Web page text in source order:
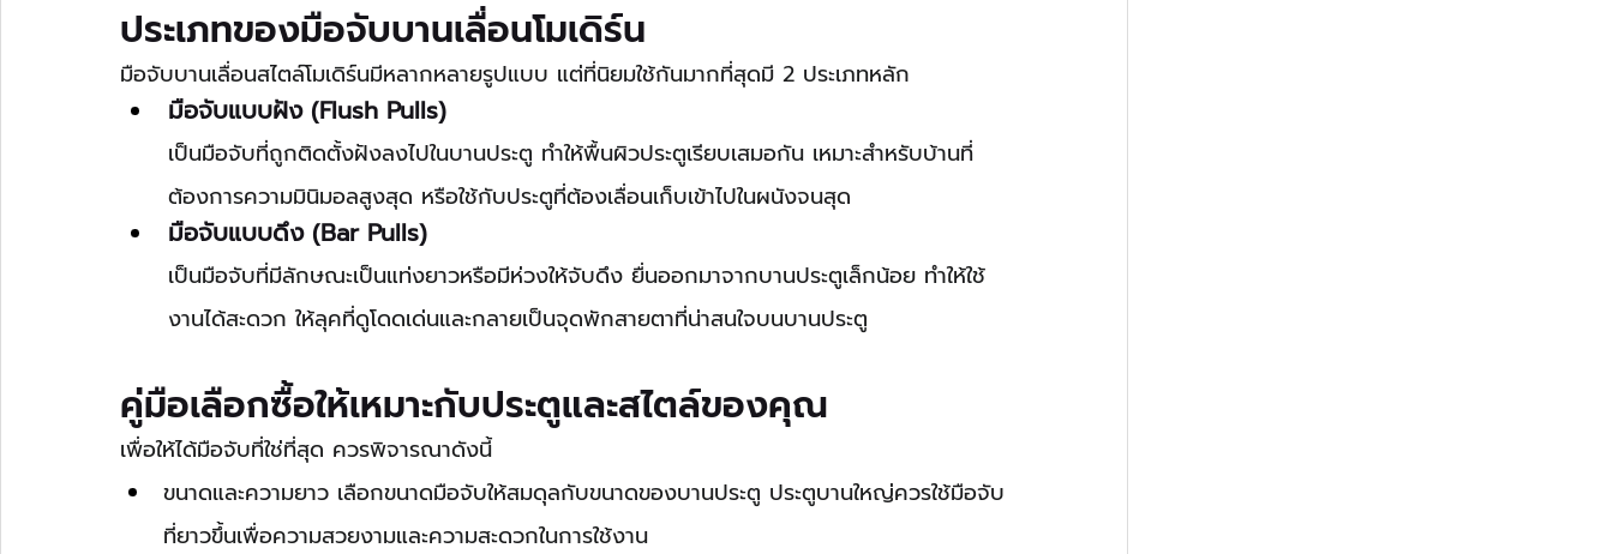
ประเภทของมือจับบานเลื่อนโมเดิร์น
มือจับบานเลื่อนสไตล์โมเดิร์นมีหลากหลายรูปแบบ แต่ที่นิยมใช้กันมากที่สุดมี 2 ประเภทหลัก
มือจับแบบฝัง (Flush Pulls)
เป็นมือจับที่ถูกติดตั้งฝังลงไปในบานประตู ทำให้พื้นผิวประตูเรียบเสมอกัน เหมาะสำหรับบ้านที่
ต้องการความมินิมอลสูงสุด หรือใช้กับประตูที่ต้องเลื่อนเก็บเข้าไปในผนังจนสุด
มือจับแบบดึง (Bar Pulls)
เป็นมือจับที่มีลักษณะเป็นแท่งยาวหรือมีห่วงให้จับดึง ยื่นออกมาจากบานประตูเล็กน้อย ทำให้ใช้
งานได้สะดวก ให้ลุคที่ดูโดดเด่นและกลายเป็นจุดพักสายตาที่น่าสนใจบนบานประตู
คู่มือเลือกซื้อให้เหมาะกับประตูและสไตล์ของคุณ
เพื่อให้ได้มือจับที่ใช่ที่สุด ควรพิจารณาดังนี้
ขนาดและความยาว เลือกขนาดมือจับให้สมดุลกับขนาดของบานประตู ประตูบานใหญ่ควรใช้มือจับ
ที่ยาวขึ้นเพื่อความสวยงามและความสะดวกในการใช้งาน